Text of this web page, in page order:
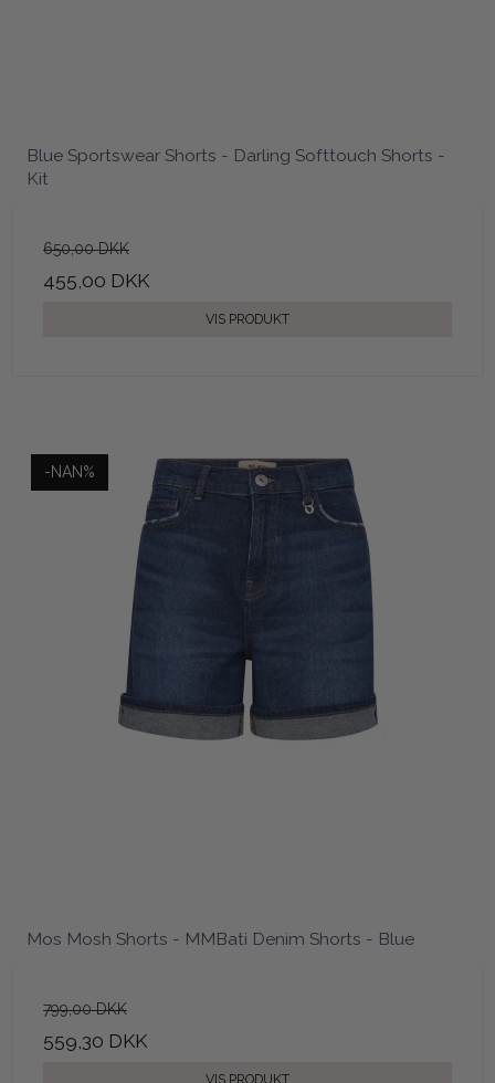
Blue Sportswear Shorts - Darling Softtouch Shorts -
Kit
650,00 DKK
455,00 DKK
VIS PRODUKT
-NAN%
Mos Mosh Shorts - MMBati Denim Shorts - Blue
799,00 DKK
559,30 DKK
VIS PRODUKT